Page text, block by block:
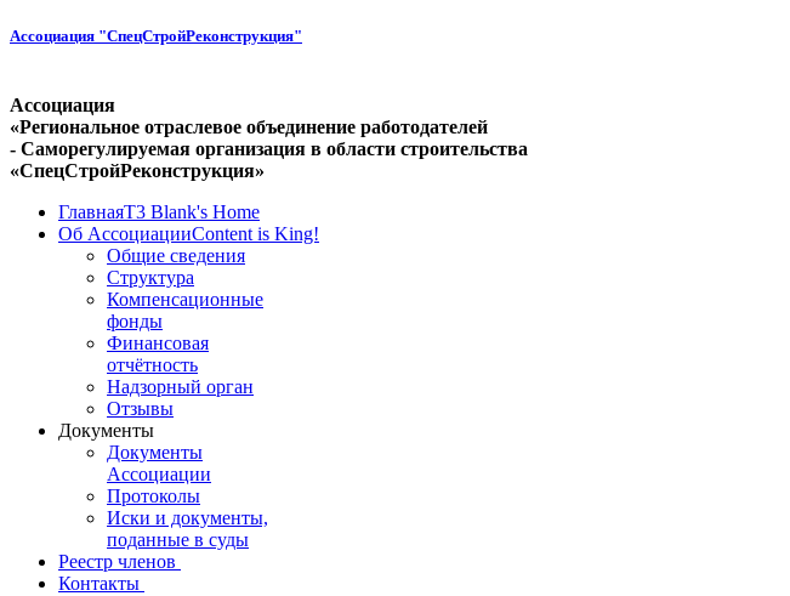
Ассоциация "СпецСтройРеконструкция"
Ассоциация
«Региональное отраслевое объединение работодателей
- Саморегулируемая организация в области строительства
«СпецСтройРеконструкция»
ГлавнаяT3 Blank's Home
Об АссоциацииContent is King!
Общие сведения
Структура
Компенсационные
фонды
Финансовая
отчётность
Надзорный орган
Отзывы
Документы
Документы
Ассоциации
Протоколы
Иски и документы,
поданные в суды
Реестр членов
Контакты